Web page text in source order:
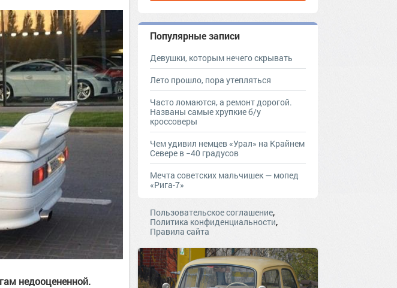
недооцененной.
Популярные записи
Девушки, которым нечего скрывать
Лето прошло, пора утепляться
Часто ломаются, а ремонт дорогой.
Названы самые хрупкие б/у
кроссоверы
Чем удивил немцев «Урал» на Крайнем
Севере в −40 градусов
Мечта советских мальчишек — мопед
«Рига-7»
Пользовательское соглашение,
Политика конфиденциальности,
Правила сайта